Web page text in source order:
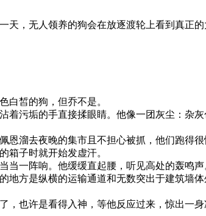
，无人领养的狗会在放逐渡轮上看到真正的
白皙的狗，但乔不是。
污垢的手直接揉眼睛。他像一团灰尘：杂
溜去夜晚的集市且不担心被抓，他们跑得
箱子时就开始发虚汗。
一阵响。他缓缓直起腰，听见高处的轰鸣
地方是纵横的运输通道和无数突出于建筑墙
也许是看得入神，等他反应过来，惊出一身